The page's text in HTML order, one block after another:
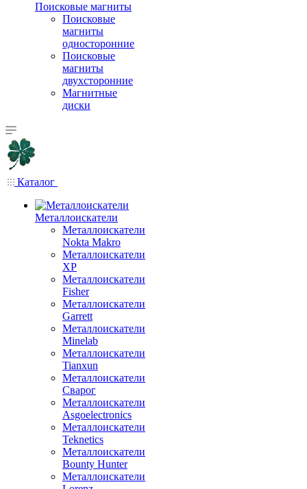
Поисковые магниты
Поисковые
магниты
односторонние
Поисковые
магниты
двухсторонние
Магнитные
диски
Каталог
Металлоискатели
Металлоискатели
Nokta Makro
Металлоискатели
XP
Металлоискатели
Fisher
Металлоискатели
Garrett
Металлоискатели
Minelab
Металлоискатели
Tianxun
Металлоискатели
Сварог
Металлоискатели
Asgoelectronics
Металлоискатели
Teknetics
Металлоискатели
Bounty Hunter
Металлоискатели